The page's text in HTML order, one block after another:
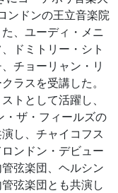
ンドンの王立音楽院
、ユーディ・メニ
ドミトリー・シト
チョーリャン・リ
ラスを受講した。
トとして活躍し、
・ザ・フィールズの
し、チャイコフス
ンドン・デビュー
弦楽団、ヘルシン
弦楽団とも共演し